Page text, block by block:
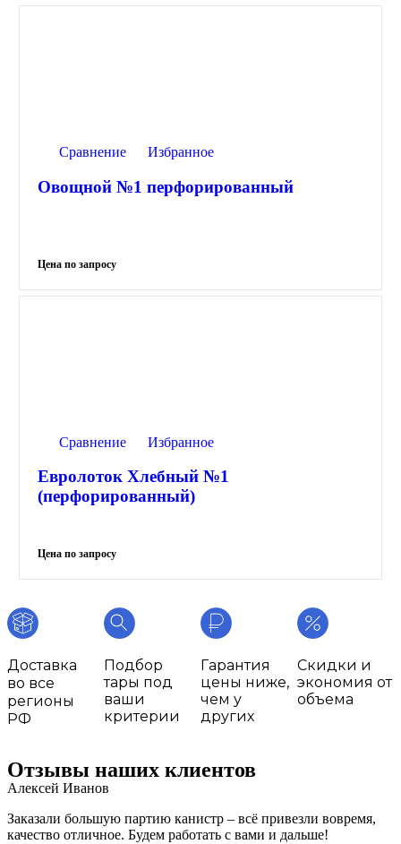
Сравнение Избранное
Овощной №1 перфорированный
Сравнение Избранное
Евролоток Хлебный №1
(перфорированный)
Доставка
во все
регионы
РФ
Подбор
тары под
ваши
критерии
Гарантия
цены ниже,
чем у
других
Скидки и
экономия от
объема
Отзывы наших клиентов
Алексей Иванов
Заказали большую партию канистр – всё привезли вовремя,
качество отличное. Будем работать с вами и дальше!